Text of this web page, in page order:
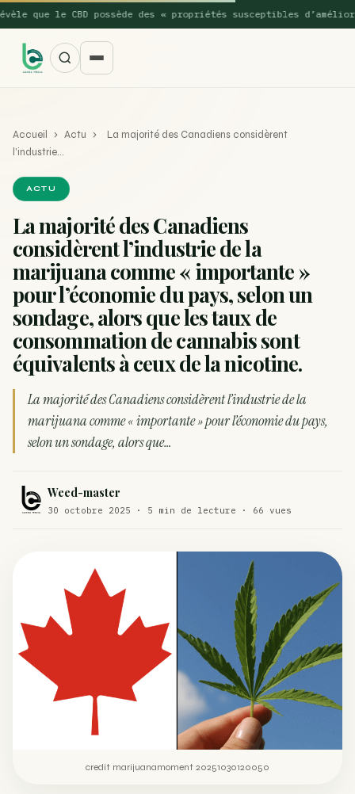
que le CBD possède des « propriétés susceptibles d’améliorer
SUGGESTIONS POPULAIRES
Une nouvelle étude montre que la vaporisation du
cannabis réduit de 99…
La recette du Space Cake
Recette : Préparation du beurre de Marrakech RECETTE
Étude : L’extrait de cannabis, un traitement efficace
contre les maux de dos…
ACTU
Accueil › Actu ›
La majorité des Canadiens considèrent
l’industrie…
ACTU
La majorité des Canadiens
considèrent l’industrie de la
marijuana comme « importante »
pour l’économie du pays, selon un
sondage, alors que les taux de
consommation de cannabis sont
équivalents à ceux de la nicotine.
La majorité des Canadiens considèrent l’industrie de la
marijuana comme « importante » pour l’économie du pays,
selon un sondage, alors que…
Weed-master
30 octobre 2025 · 5 min de lecture · 66 vues
credit marijuanamoment 20251030120050